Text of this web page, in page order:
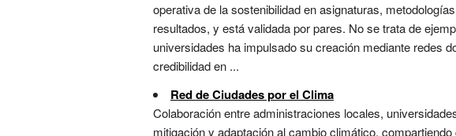
operativa de la sostenibilidad en asignaturas,
resultados, y está validada por pares. No se trata de
universidades ha impulsado su creación mediante redes
credibilidad en ...
Red de Ciudades por el Clima
Colaboración entre administraciones locales,
mitigación y adaptación al cambio climático,